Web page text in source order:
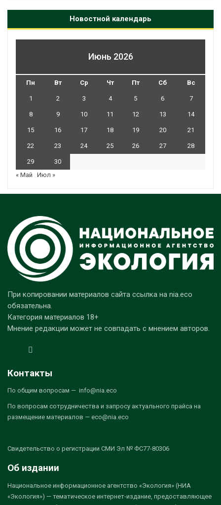
Новостной календарь
Июнь 2026
Пн Вт Ср Чт Пт Сб Вс
1 2 3 4 5 6 7
8 9 10 11 12 13 14
15 16 17 18 19 20 21
22 23 24 25 26 27 28
29
30
« Май
Июл »
При копировании материалов сайта ссылка на nia.eco
обязательна.
Категория материалов 18+
Мнение редакции может не совпадать с мнением авторов.
Контакты
По общим вопросам — info@nia.eco
По вопросам сотрудничества и запросу актуального прайса на
размещение материалов — eco@nia.eco
Свидетельство о регистрации СМИ Эл № ФС77-80306
Об издании
Национальное информационное агентство «Экология» (НИА
«Экология») — тематическое интернет-издание, предоставляющее